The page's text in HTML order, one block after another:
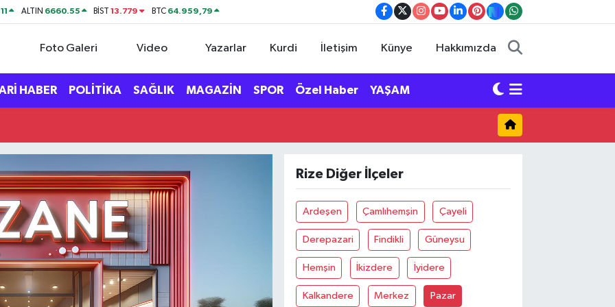
ALTIN 6660.55 BİST13.779 BTC 64.959,79
Foto Galeri Video Yazarlar Kurdi İletişim Künye Hakkımızda
HABER POLİTİKA SAĞLIK MAGAZİN SPOR Özel Haber YAŞAM
Rize Diğer İlçeler
Ardeşen Çamlıhemşin Çayeli
Derepazari Findikli Güneysu
Hemşin İkizdere İyidere
Kalkandere Merkez Pazar